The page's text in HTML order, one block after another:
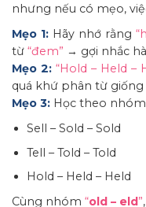
nhưng nếu có mẹo,
Mẹo 1: Hãy nhớ rằng
từ “đem” → gợi nhắc
Mẹo 2: “Hold – Held –
quá khứ phân từ
Mẹo 3: Học theo
Sell – Sold – Sold
Tell – Told – Told
Hold – Held – Held
Cùng nhóm “old – eld ”